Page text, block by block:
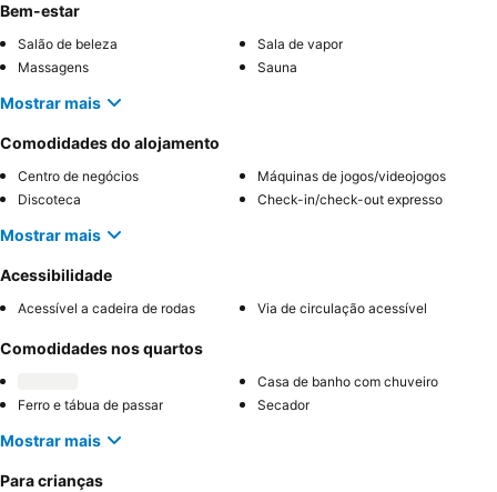
Bem-estar
Salão de beleza
Sala de vapor
Massagens
Sauna
Mostrar mais
Comodidades do alojamento
Centro de negócios
Máquinas de jogos/videojogos
Discoteca
Check-in/check-out expresso
Mostrar mais
Acessibilidade
Acessível a cadeira de rodas Via de circulação acessível
Comodidades nos quartos
Casa de banho com chuveiro
Ferro e tábua de passar
Secador
Mostrar mais
Para crianças